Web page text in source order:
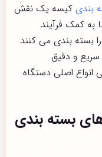
بندی کیسه یک نقش
به کمک فرآیند
بسته بندی می کنند
سریع و دقیق
انواع اصلی دستگاه
های بسته بندی